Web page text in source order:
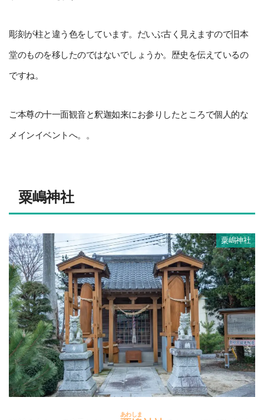
彫刻が柱と違う色をしています。だいぶ古く見えますので旧本
堂のものを移したのではないでしょうか。歴史を伝えているの
ですね。
ご本尊の十一面観音と釈迦如来にお参りしたところで個人的な
メインイベントへ。。
粟嶋神社
粟嶋神社
あわしま